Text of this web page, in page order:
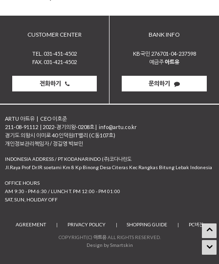
CUSTOMER CENTER
TEL. 031-451-4502
FAX. 031-421-4502
전화하기
BANK INFO
KB국민 276701-04-237598
예금주아트유
문의하기
ARTU 아트유
CEO 이호준
211-08-91112
2022-경기의왕-0208호
info@artu.co.kr
경기도 의왕시 이미로 40 인덕원IT밸리 (C동107호)
개인정보관리책임자 / 정길영 박보민
INDONESIA ADDRESS / PT KODANARINDO (주)코다나린도
JI.Raya Prof Dr.IR soetami Km 8 Kp Binong Desa Citeras Kec Rangkas Bitung Lebak Indonesia
OFFICE HOURS
AM 9:30 - PM 6:30 / LUNCH T. PM 12:00 - PM 01:00
SAT, SUN, HOLIDAY OFF
AGREEMENT | PRIVACY POLICY | SHOPPING GUIDE | PC버전
COPYRIGHT(C) 아트유ALL RIGHTS RESERVED.